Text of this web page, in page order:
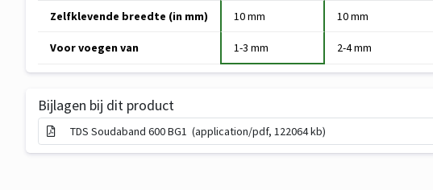
Specificaties
Voorgecomprimeerd
600
BG1
Zelfklevende breedte (in mm) 10 mm 10 mm
Voor voegen van 1-3 mm 2-4 mm
Bijlagen bij dit product
TDS Soudaband 600 BG1 (application/pdf, 122064 kb)